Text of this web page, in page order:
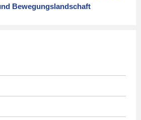
Bewegungslandschaft